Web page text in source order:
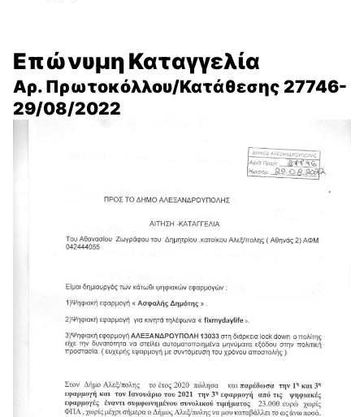
Επώνυμη Καταγγελία
Αρ. Πρωτοκόλλου/κατάθεσης 27746-
29/08/2022